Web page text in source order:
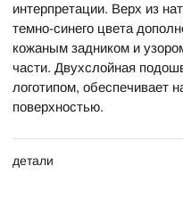
интерпретации. Верх из
темно-синего цвета
кожаным задником и
части. Двухслойная
логотипом, обеспечивает
поверхностью.
детали